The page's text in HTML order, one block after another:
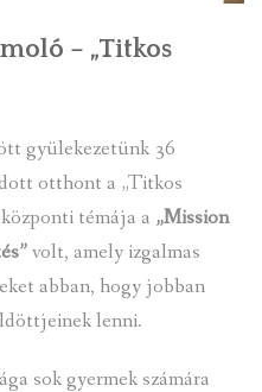
– „Titkos
gyülekezetünk 36
otthont a „Titkos
témája a „Mission
volt, amely izgalmas
abban, hogy jobban
lenni.
sok gyermek számára